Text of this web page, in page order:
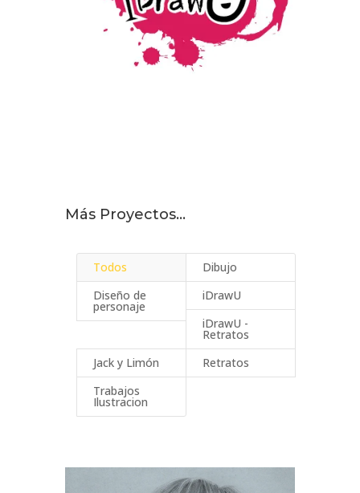
Más Proyectos…
Todos
Dibujo
Diseño de
personaje
iDrawU
iDrawU -
Retratos
Jack y Limón
Retratos
Trabajos
Ilustracion